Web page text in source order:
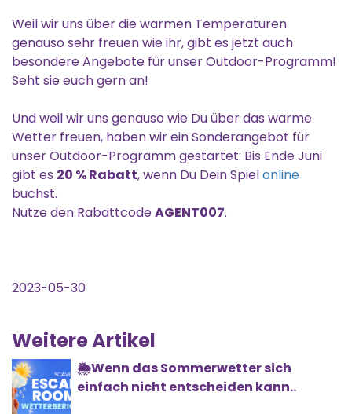
Weil wir uns über die warmen Temperaturen
genauso sehr freuen wie ihr, gibt es jetzt auch
besondere Angebote für unser Outdoor-Programm!
Seht sie euch gern an!
Und weil wir uns genauso wie Du über das warme
Wetter freuen, haben wir ein Sonderangebot für
unser Outdoor-Programm gestartet: Bis Ende Juni
gibt es 20 % Rabatt, wenn Du Dein Spielonline
buchst.
Nutze den RabattcodeAGENT007.
2023-05-30
Weitere Artikel
🌦️Wenn das Sommerwetter sich
einfach nicht entscheiden kann..